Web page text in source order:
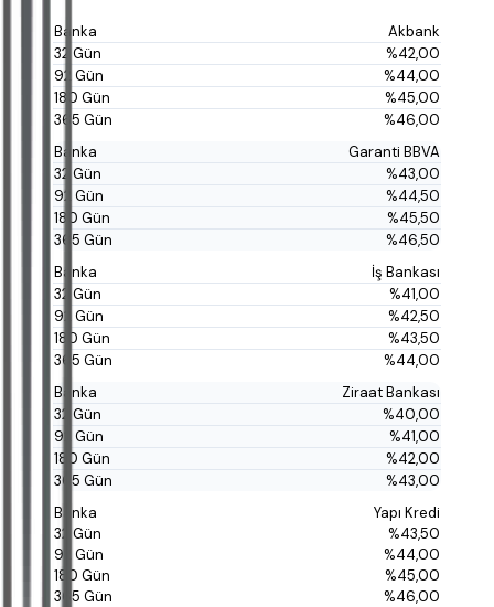
Akbank
%42,00
%44,00
%45,00
%46,00
Garanti BBVA
%43,00
%44,50
%45,50
%46,50
İş Bankası
%41,00
%42,50
%43,50
%44,00
Ziraat Bankası
%40,00
%41,00
%42,00
%43,00
Yapı Kredi
%43,50
%44,00
%45,00
%46,00